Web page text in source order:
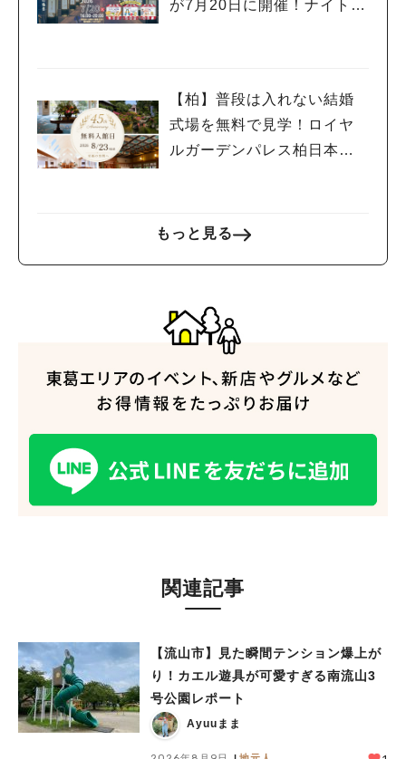
が7月20日に開催！ナイトミ
【柏】普段は入れない結婚
式場を無料で見学！ロイヤ
ルガーデンパレス柏日本閣
もっと見る
関連記事
【流山市】見た瞬間テンション爆上が
り！カエル遊具が可愛すぎる南流山3
号公園レポート
Ayuuまま